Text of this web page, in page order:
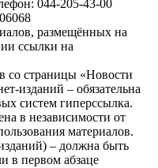
044-205-43-00
размещённых на
ссылки на
со страницы «Новости
изданий – обязательна
систем гиперссылка.
в независимости от
материалов.
– должна быть
в первом абзаце